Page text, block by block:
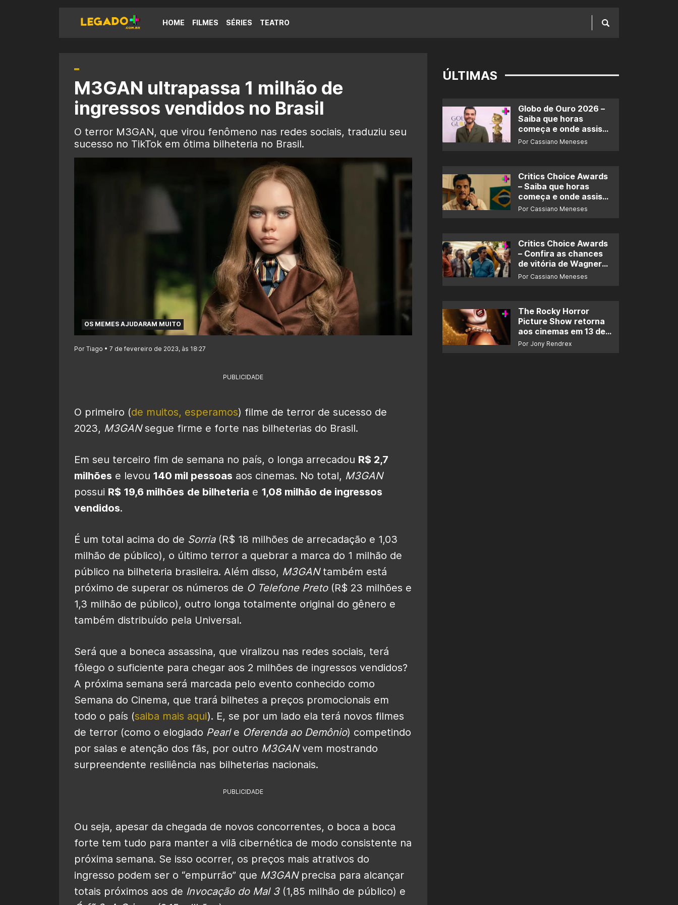
HOME FILMES SÉRIES TEATRO
M3GAN ultrapassa 1 milhão de
ingressos vendidos no Brasil
O terror M3GAN, que virou fenômeno nas redes sociais, traduziu seu
sucesso no TikTok em ótima bilheteria no Brasil.
OS MEMES AJUDARAM MUITO
Por Tiago • 7 de fevereiro de 2023, às 18:27
PUBLICIDADE
O primeiro (de muitos, esperamos) filme de terror de sucesso de
2023, M3GANsegue firme e forte nas bilheterias do Brasil.
Em seu terceiro fim de semana no país, o longa arrecadou R$ 2,7
milhões e levou 140 mil pessoas aos cinemas. No total, M3GAN
possui R$ 19,6 milhões de bilheteria e 1,08 milhão de ingressos
vendidos.
É um total acima do de Sorria(R$ 18 milhões de arrecadação e 1,03
milhão de público), o último terror a quebrar a marca do 1 milhão de
público na bilheteria brasileira. Além disso, M3GANtambém está
próximo de superar os números de O Telefone Preto(R$ 23 milhões e
1,3 milhão de público), outro longa totalmente original do gênero e
também distribuído pela Universal.
Será que a boneca assassina, que viralizou nas redes sociais, terá
fôlego o suficiente para chegar aos 2 milhões de ingressos vendidos?
A próxima semana será marcada pelo evento conhecido como
Semana do Cinema, que trará bilhetes a preços promocionais em
todo o país (saiba mais aqui). E, se por um lado ela terá novos filmes
de terror (como o elogiado Pearle Oferenda ao Demônio) competindo
por salas e atenção dos fãs, por outro M3GANvem mostrando
surpreendente resiliência nas bilheterias nacionais.
PUBLICIDADE
Ou seja, apesar da chegada de novos concorrentes, o boca a boca
forte tem tudo para manter a vilã cibernética de modo consistente na
próxima semana. Se isso ocorrer, os preços mais atrativos do
ingresso podem ser o “empurrão” que M3GANprecisa para alcançar
totais próximos aos de Invocação do Mal 3(1,85 milhão de público) e
ÚLTIMAS
Globo de Ouro 2026 –
Saiba que horas
começa e onde assistir
ao prêmio
Por Cassiano Meneses
Critics Choice Awards
– Saiba que horas
começa e onde assistir
ao prêmio
Por Cassiano Meneses
Critics Choice Awards
– Confira as chances
de vitória de Wagner
Moura e de ‘O Agente
Por Cassiano Meneses
The Rocky Horror
Picture Show retorna
aos cinemas em 13 de
novembro
Por Jony Rendrex